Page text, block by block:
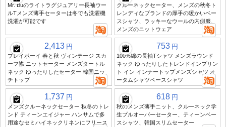
Mr. Buのライトラグジュアリー長袖ウー
ルTメンズ薄手セーターは冬でも洗濯機
洗濯が可能です
クルーネックセーター、メンズの秋冬ト
レンディなブランドの厚手の暖かいベー
スシャツ、ラッキーなウールの内側服、
メンズのニットウェア
2,413 円
プレイボーイ 春と秋 ヴィンテージ スカ
ーフ襟 ニットセーター メンズタートル
ネック ゆったりしたセーター 韓国ニッ
チトップ
753 円
100%綿の長袖Tシャツ メンズラウンド
ネック ゆったりしたトレンドインプリン
ト イン インナートップメンズシャツ オ
ータムシャツベースシャツ
1,737 円
メンズクルーネックセーター 秋冬のトレ
ンド ティーンエイジャー ハンサムで多
用途なセミハイネックリネンにフリース
618 円
秋のメンズ薄手ニット、クルーネック学
生プルオーバーセーター、ティーンベー
スシャツ、韓国スリムセーター